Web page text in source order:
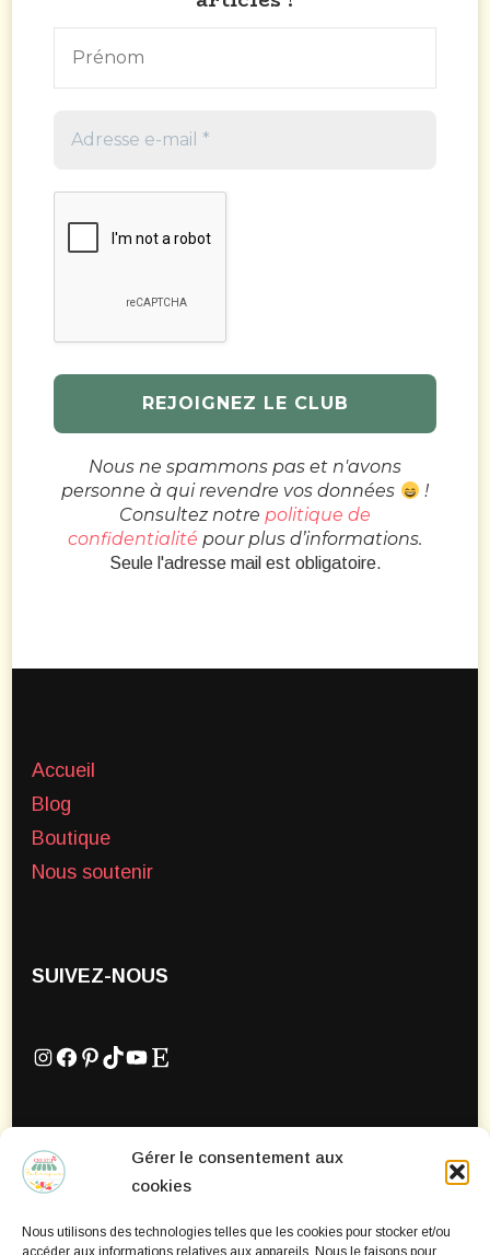
Gérer le consentement aux
cookies
Nous utilisons des technologies telles que les cookies pour stocker et/ou
accéder aux informations relatives aux appareils. Nous le faisons pour
Nous ne spammons pas et n'avons
personne à qui revendre vos données
!
Consultez notre politique de
confidentialité pour plus d’informations.
Seule l'adresse mail est obligatoire.
Accueil
Blog
Boutique
Nous soutenir
SUIVEZ-NOUS
Instagram
Facebook
Pinterest
TikTok
YouTube
Mentions Légales
Politique de cookies